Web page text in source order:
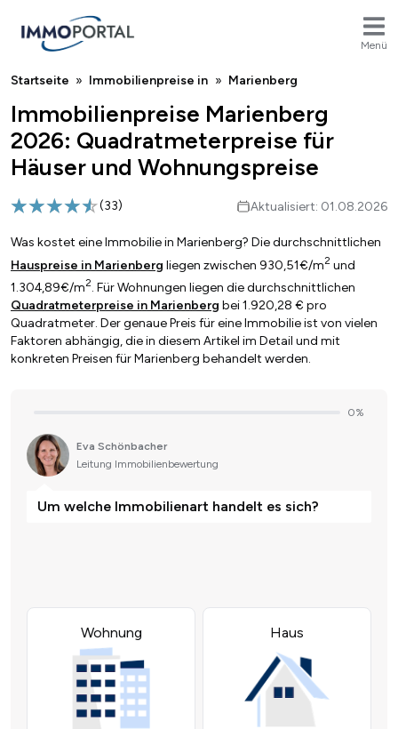
Menü
Breadcrumb
Startseite Immobilienpreise in Marienberg
Immobilienpreise Marienberg
2026: Quadratmeterpreise für
Häuser und Wohnungspreise
(33) Aktualisiert: 01.08.2026
Was kostet eine Immobilie in Marienberg? Die durchschnittlichen
Hauspreise in Marienberg liegen zwischen 930,51€/m2 und
1.304,89€/m2. Für Wohnungen liegen die durchschnittlichen
Quadratmeterpreise in Marienberg bei 1.920,28 € pro
Quadratmeter. Der genaue Preis für eine Immobilie ist von vielen
Faktoren abhängig, die in diesem Artikel im Detail und mit
konkreten Preisen für Marienberg behandelt werden.